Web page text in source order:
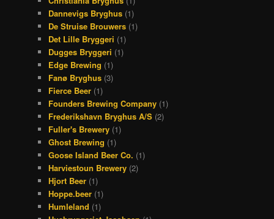
Dannevigs Bryghus (1)
De Struise Brouwers (1)
Det Lille Bryggeri (1)
Dugges Bryggeri (1)
Edge Brewing (1)
Fanø Bryghus (3)
Fierce Beer (1)
Founders Brewing Company (1)
Frederikshavn Bryghus A/S (2)
Fuller's Brewery (1)
Ghost Brewing (1)
Goose Island Beer Co. (1)
Harviestoun Brewery (2)
Hjort Beer (1)
Hoppe.beer (1)
Humleland (1)